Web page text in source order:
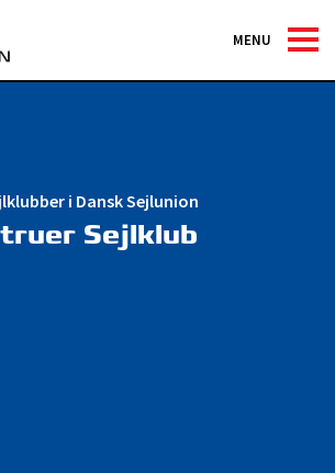
MENU
i Dansk Sejlunion
Sejlklub